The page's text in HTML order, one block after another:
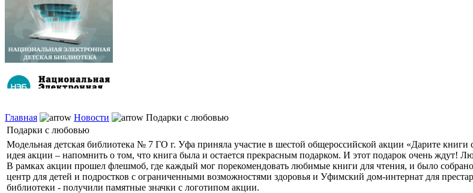
Главная Новости
Подарки с любовью
Подарки с любовью
Модельная детская библиотека № 7 ГО г. Уфа приняла участие в шестой общероссийской акции «Дарите
идея акции – напомнить о том, что книга была и остается прекрасным подарком. И этот подарок очень ждут!
В рамках акции прошел флешмоб, где каждый мог порекомендовать любимые книги для чтения, и было
центр для детей и подростков с ограниченными возможностями здоровья и Уфимский дом-интернат для
библиотеки - получили памятные значки с логотипом акции.